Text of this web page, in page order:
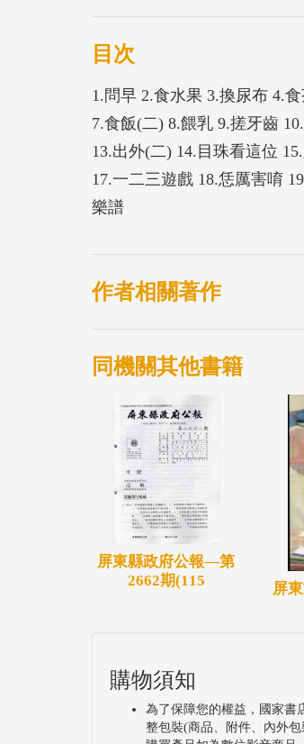
以吸引嬰幼兒注意，聽久了
友善客語學習情境，促進客語
目次
1.問早 2.食水果 3.換尿布 4.
7.食飯(二) 8.餵乳 9.搓牙齒
13.出外(二) 14.目珠看這位
17.一二三遊戲 18.恁厲害唷
樂譜
作者相關著作
同機關其他書籍
屏東縣政府公報—第
2662期(115
屏
購物須知
為了保障您的權益，國家書
整包裝(商品、附件、內外